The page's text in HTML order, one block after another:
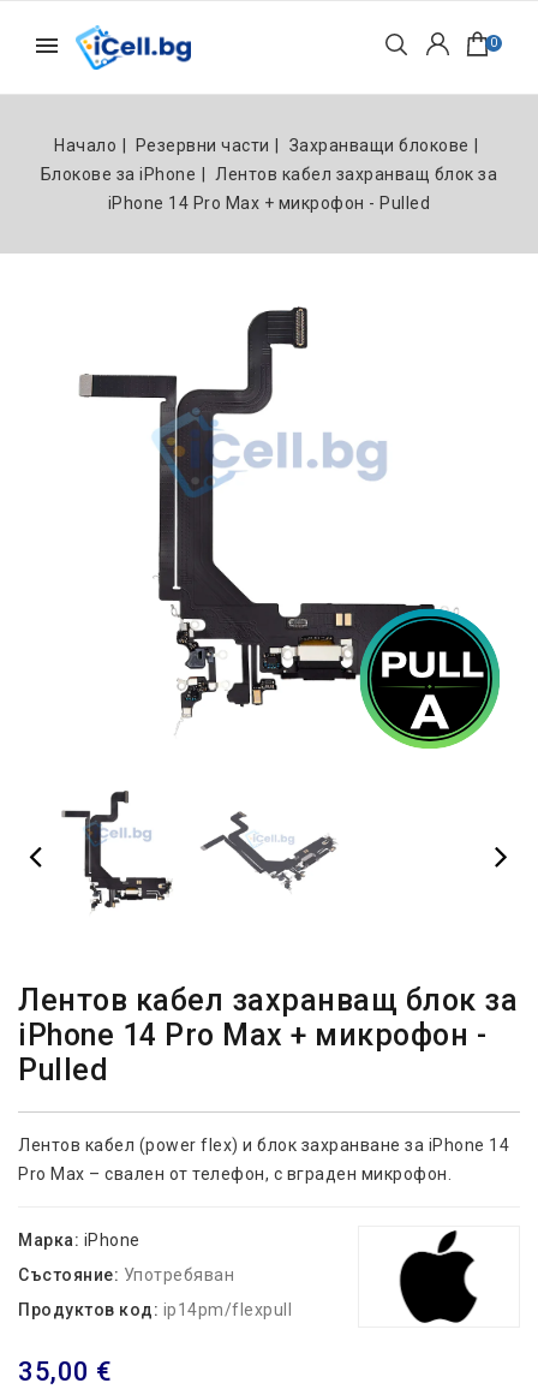
0
Начало Резервни части
Захранващи блокове
Блокове за iPhone
Лентов кабел захранващ блок за
iPhone 14 Pro Max + микрофон - Pulled
Лентов кабел захранващ блок за
iPhone 14 Pro Max + микрофон -
Pulled
Лентов кабел (power flex) и блок захранване за iPhone 14
Pro Max – свален от телефон, с вграден микрофон.
Марка: iPhone
Състояние: Употребяван
Продуктов код: ip14pm/flexpull
35,00 €